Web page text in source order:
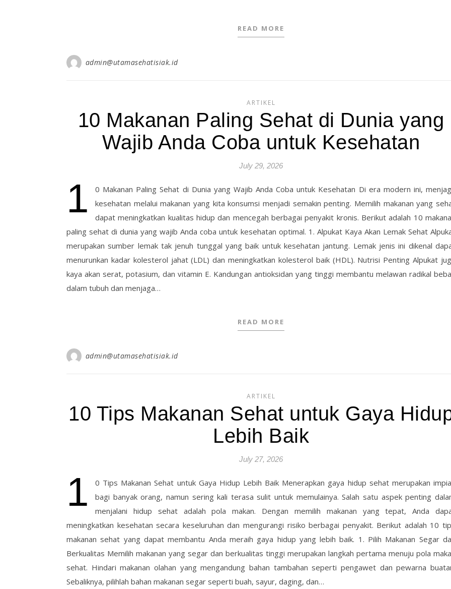
READ MORE
admin@utamasehatisiak.id
ARTIKEL
10 Makanan Paling Sehat di Dunia yang
Wajib Anda Coba untuk Kesehatan
July 29, 2026
1
0 Makanan Paling Sehat di Dunia yang Wajib Anda Coba untuk Kesehatan Di era modern ini,
kesehatan melalui makanan yang kita konsumsi menjadi semakin penting. Memilih makanan yang
dapat meningkatkan kualitas hidup dan mencegah berbagai penyakit kronis. Berikut adalah 10
paling sehat di dunia yang wajib Anda coba untuk kesehatan optimal. 1. Alpukat Kaya Akan Lemak Sehat
merupakan sumber lemak tak jenuh tunggal yang baik untuk kesehatan jantung. Lemak jenis ini dikenal
menurunkan kadar kolesterol jahat (LDL) dan meningkatkan kolesterol baik (HDL). Nutrisi Penting Alpukat
kaya akan serat, potasium, dan vitamin E. Kandungan antioksidan yang tinggi membantu melawan radikal
dalam tubuh dan menjaga…
READ MORE
admin@utamasehatisiak.id
ARTIKEL
10 Tips Makanan Sehat untuk Gaya
Lebih Baik
July 27, 2026
1
0 Tips Makanan Sehat untuk Gaya Hidup Lebih Baik Menerapkan gaya hidup sehat merupakan
bagi banyak orang, namun sering kali terasa sulit untuk memulainya. Salah satu aspek penting
menjalani hidup sehat adalah pola makan. Dengan memilih makanan yang tepat, Anda
meningkatkan kesehatan secara keseluruhan dan mengurangi risiko berbagai penyakit. Berikut adalah 10
makanan sehat yang dapat membantu Anda meraih gaya hidup yang lebih baik. 1. Pilih Makanan Segar
Berkualitas Memilih makanan yang segar dan berkualitas tinggi merupakan langkah pertama menuju pola
sehat. Hindari makanan olahan yang mengandung bahan tambahan seperti pengawet dan pewarna
Sebaliknya, pilihlah bahan makanan segar seperti buah, sayur, daging, dan…